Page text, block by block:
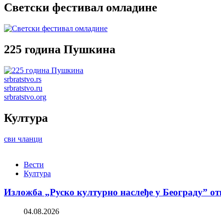
Светски фестивал омладине
225 година Пушкина
srbratstvo.rs
srbratstvo.ru
srbratstvo.org
Култура
сви чланци
Вести
Култура
Изложба „Руско културно наслеђе у Београду”
04.08.2026